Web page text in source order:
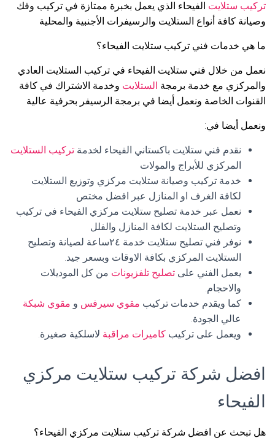
تركيب ستلايت الفيحاء الذي يعمل بخبرة ممتازة في تركيب وفك
وصيانة كافة أنواع الستلايت والرسيفرات الأجنبية والمحلية
ما هي خدمات فني تركيب ستلايت الفيحاء؟
نعمل من خلال فني ستلايت الفيحاء في تركيب الستلايت العادي
والمركزي مع خدمة برمجة الستلايت وخدمة الاشتراك في كافة
القنوات الخاصة ونعمل أيضا في برمجة الرسيفر بحرفية عالية
ونعمل أيضا في:
نقدم فني ستلايت باكستاني الفيحاء لخدمة تركيب الستلايت
المركزي للأبراج والمولات
خدمة تركيب وصيانة ستلايت مركزي وتوزيع الستلايت
لكافة الغرف او المنازل عبر افضل مختص
نعمل عبر خدمة تصليح ستلايت مركزي الفيحاء في تركيب
وتصليح الستلايت لكافة المنازل والفلل
نوفر فني تصليح ستلايت خدمة ٢٤ساعة لصيانة وتصليح
الستلايت المركزي بكافة الاوقات وبسعر جيد.
يعمل الفني على تصليح تلفزيونات من كل الموديلات
والاحجام.
كما ويقدم خدمات تركيب مقوي سيرفس و مقوي شبكة
عالي الجودة.
ويعمل على تركيب كاميرات مراقبة لاسلكية صغيرة.
افضل شركة تركيب ستلايت مركزي
الفيحاء
هل تبحث عن افضل شركة تركيب ستلايت مركزي الفيحاء؟